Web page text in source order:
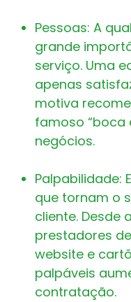
Pessoas: A
grande
serviço. Uma
apenas
motiva
famoso “boca
negócios.
Palpabilidade:
que tornam o
cliente. Desde
prestadores
website e
palpáveis
contratação.